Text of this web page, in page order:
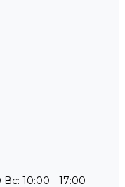
Вс: 10:00 - 17:00